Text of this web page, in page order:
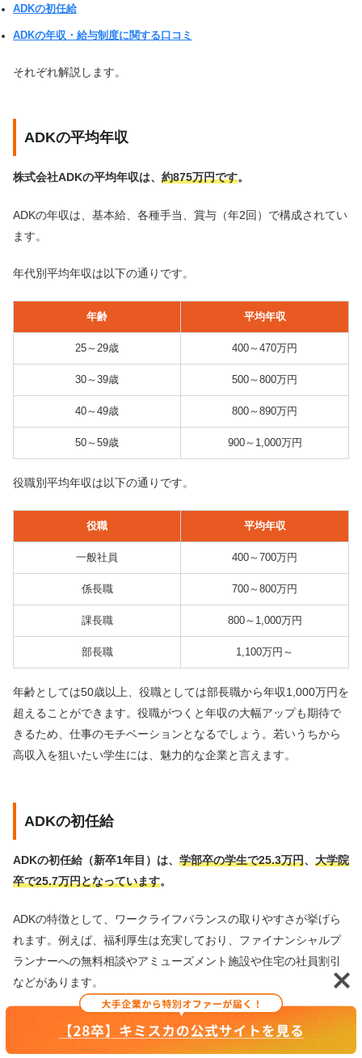
ADKの初任給
ADKの年収・給与制度に関する口コミ
それぞれ解説します。
ADKの平均年収
株式会社ADKの平均年収は、 約875万円です。
ADKの年収は、基本給、各種手当、賞与（年2回）で構成されてい
ます。
年代別平均年収は以下の通りです。
年齢 平均年収
25～29歳 400～470万円
30～39歳 500～800万円
40～49歳 800～890万円
50～59歳 900～1,000万円
役職別平均年収は以下の通りです。
役職 平均年収
一般社員 400～700万円
係長職 700～800万円
課長職 800～1,000万円
部長職 1,100万円～
年齢としては50歳以上、役職としては部長職から年収1,000万円を
超えることができます。 役職がつくと年収の大幅アップも期待で
きるため、仕事のモチベーションとなるでしょう。若いうちから
高収入を狙いたい学生には、魅力的な企業と言えます。
ADKの初任給
ADKの初任給（新卒1年目）は、 学部卒の学生で25.3万円、 大学院
卒で25.7万円となっています。
ADKの特徴として、ワークライフバランスの取りやすさが挙げら
れます。 例えば、福利厚生は充実しており、ファイナンシャルプ
ランナーへの無料相談やアミューズメント施設や住宅の社員割引
などがあります。
さらに、どこでも休暇という1〜12月の間で取得できる有給休暇と
は別の5日間の休暇制度などADK独自の制度もあるため、仕事とプ